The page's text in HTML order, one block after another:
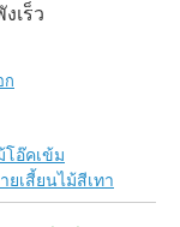
เร็ว
ก
โอ๊คเข้ม
ยเสี้ยนไม้สีเทา